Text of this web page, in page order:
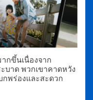
กขึ้นเนื่องจาก
บาด พวกเขาคาดหวัง
พร่องและสะดวก